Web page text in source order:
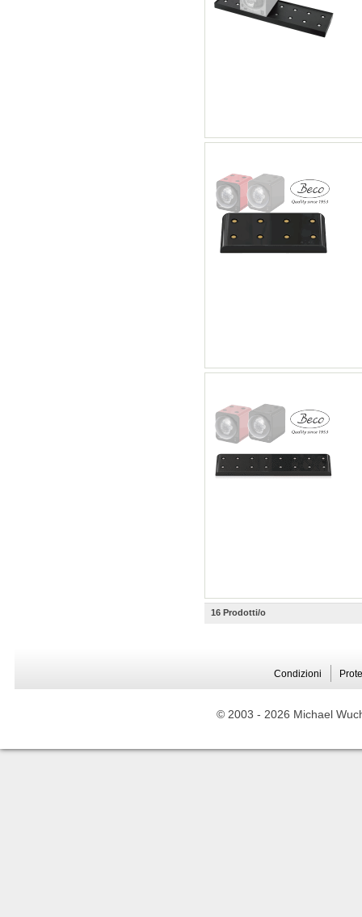
16 Prodotti/o
Condizioni
© 2003 - 2026 Michael